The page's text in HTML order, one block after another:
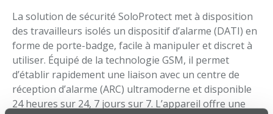
La solution de sécurité SoloProtect met à disposition
des travailleurs isolés un dispositif d’alarme (DATI) en
forme de porte-badge, facile à manipuler et discret à
utiliser. Équipé de la technologie GSM, il permet
d’établir rapidement une liaison avec un centre de
réception d’alarme (ARC) ultramoderne et disponible
24 heures sur 24, 7 jours sur 7. L’appareil offre une